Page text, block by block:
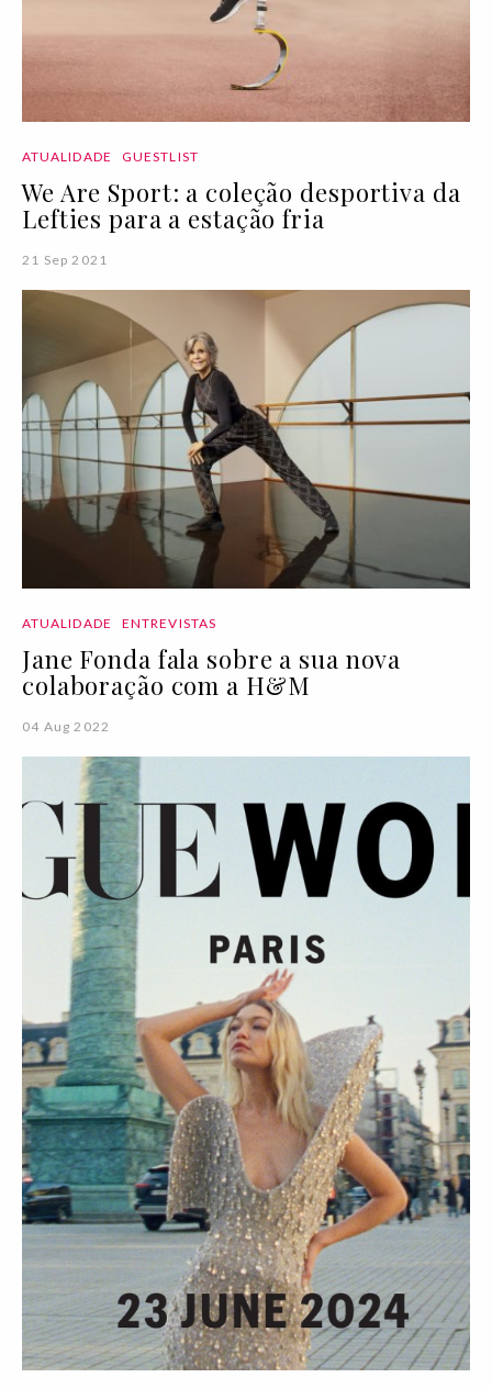
ATUALIDADE GUESTLIST
We Are Sport: a coleção desportiva da
Lefties para a estação fria
21 Sep 2021
ATUALIDADE ENTREVISTAS
Jane Fonda fala sobre a sua nova
colaboração com a H&M
04 Aug 2022